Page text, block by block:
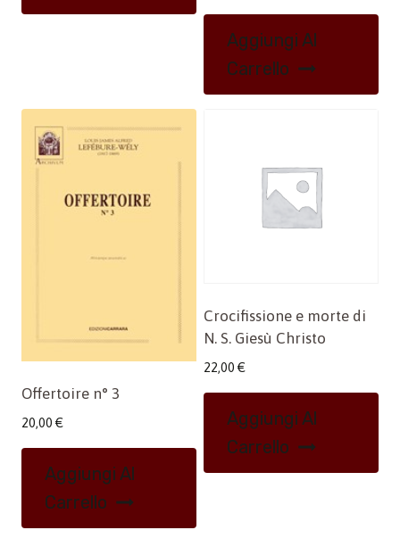
Aggiungi Al
Carrello
Offertoire n° 3
20,00 €
Aggiungi Al
Carrello
Crocifissione e morte di
N. S. Giesù Christo
22,00 €
Aggiungi Al
Carrello